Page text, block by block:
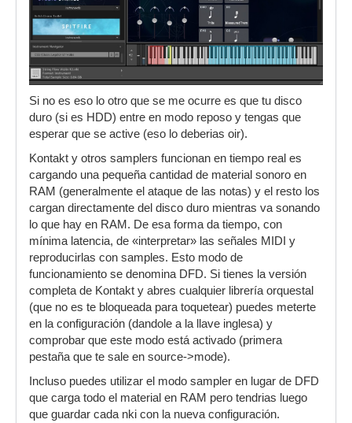
Si no es eso lo otro que se me ocurre es que tu disco
duro (si es HDD) entre en modo reposo y tengas que
esperar que se active (eso lo deberias oir).
Kontakt y otros samplers funcionan en tiempo real es
cargando una pequeña cantidad de material sonoro en
RAM (generalmente el ataque de las notas) y el resto los
cargan directamente del disco duro mientras va sonando
lo que hay en RAM. De esa forma da tiempo, con
mínima latencia, de «interpretar» las señales MIDI y
reproducirlas con samples. Esto modo de
funcionamiento se denomina DFD. Si tienes la versión
completa de Kontakt y abres cualquier librería orquestal
(que no es te bloqueada para toquetear) puedes meterte
en la configuración (dandole a la llave inglesa) y
comprobar que este modo está activado (primera
pestaña que te sale en source->mode).
Incluso puedes utilizar el modo sampler en lugar de DFD
que carga todo el material en RAM pero tendrias luego
que guardar cada nki con la nueva configuración.